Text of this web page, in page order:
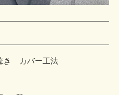
き カバー工法